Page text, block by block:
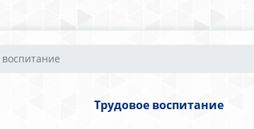
Трудовое воспитание